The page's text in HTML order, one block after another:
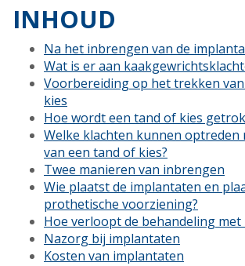
INHOUD
Na het inbrengen van de
Wat is er aan
Voorbereiding op het trekken
kies
Hoe wordt een tand of kies
Welke klachten kunnen optreden
van een tand of kies?
Twee manieren van inbrengen
Wie plaatst de implantaten en
prothetische voorziening?
Hoe verloopt de behandeling
Nazorg bij implantaten
Kosten van implantaten